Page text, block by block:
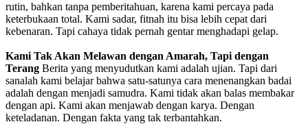
rutin, bahkan tanpa pemberitahuan, karena kami percaya pada
keterbukaan total. Kami sadar, fitnah itu bisa lebih cepat dari
kebenaran. Tapi cahaya tidak pernah gentar menghadapi gelap.
Kami Tak Akan Melawan dengan Amarah, Tapi dengan
Terang Berita yang menyudutkan kami adalah ujian. Tapi dari
sanalah kami belajar bahwa satu-satunya cara menenangkan badai
adalah dengan menjadi samudra. Kami tidak akan balas membakar
dengan api. Kami akan menjawab dengan karya. Dengan
keteladanan. Dengan fakta yang tak terbantahkan.